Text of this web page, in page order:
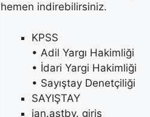
hemen indirebilirsiniz.
KPSS
• Adil Yargı Hakimliği
• İdari Yargi Hakimliği
• Sayıştay Denetçiliği
SAYIŞTAY
jan.astby. giriş